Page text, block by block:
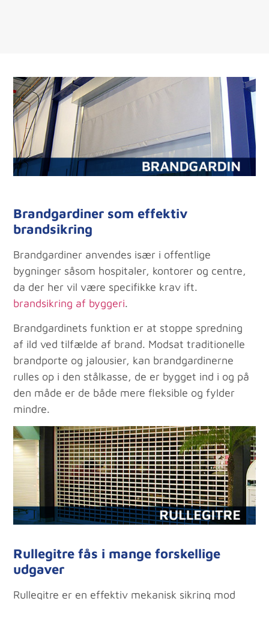
Brandgardiner som effektiv
brandsikring
Brandgardiner anvendes især i offentlige
bygninger såsom hospitaler, kontorer og centre,
da der her vil være specifikke krav ift.
brandsikring af byggeri.
Brandgardinets funktion er at stoppe spredning
af ild ved tilfælde af brand. Modsat traditionelle
brandporte og jalousier, kan brandgardinerne
rulles op i den stålkasse, de er bygget ind i og på
den måde er de både mere fleksible og fylder
mindre.
Rullegitre fås i mange forskellige
udgaver
Rullegitre er en effektiv mekanisk sikring mod